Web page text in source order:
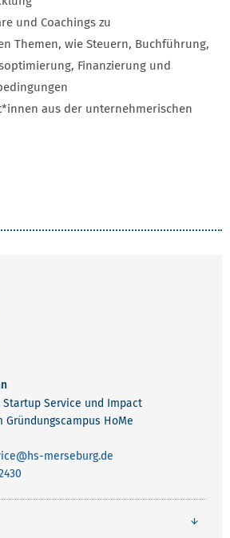
und Coachings zu
Themen, wie Steuern, Buchführung,
Finanzierung und
aus der unternehmerischen
Service und Impact
Gründungscampus HoMe
@hs-merseburg.de